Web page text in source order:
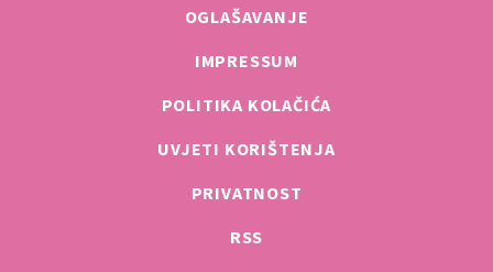
OGLAŠAVANJE
IMPRESSUM
POLITIKA KOLAČIĆA
UVJETI KORIŠTENJA
PRIVATNOST
RSS